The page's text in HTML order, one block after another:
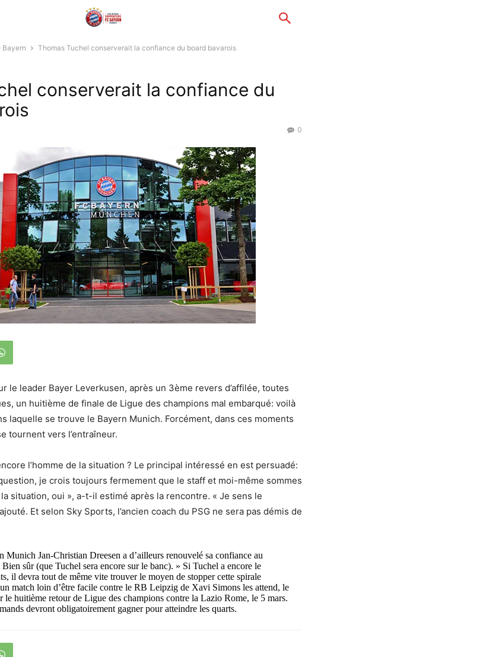
Bayern Thomas Tuchel conserverait la confiance du board bavarois
conserverait la confiance du
0
le leader Bayer Leverkusen, après un 3ème revers d’affilée, toutes
un huitième de finale de Ligue des champions mal embarqué: voilà
laquelle se trouve le Bayern Munich. Forcément, dans ces moments
tournent vers l’entraîneur.
l’homme de la situation ? Le principal intéressé en est persuadé:
je crois toujours fermement que le staff et moi-même sommes
situation, oui », a-t-il estimé après la rencontre. « Je sens le
Et selon Sky Sports, l’ancien coach du PSG ne sera pas démis de
Munich Jan-Christian Dreesen a d’ailleurs renouvelé sa confiance au
sûr (que Tuchel sera encore sur le banc). » Si Tuchel a encore le
il devra tout de même vite trouver le moyen de stopper cette spirale
match loin d’être facile contre le RB Leipzig de Xavi Simons les attend, le
le huitième retour de Ligue des champions contre la Lazio Rome, le 5 mars.
devront obligatoirement gagner pour atteindre les quarts.